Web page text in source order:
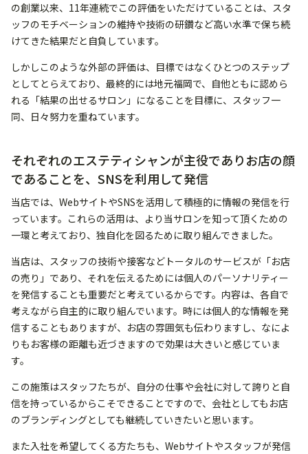
の創業以来、11年連続でこの評価をいただけていることは、スタ
ッフのモチベーションの維持や技術の研鑽など高い水準で保ち続
けてきた結果だと自負しています。
しかしこのような外部の評価は、目標ではなくひとつのステップ
としてとらえており、最終的には地元福岡で、自他ともに認めら
れる「結果の出せるサロン」になることを目標に、スタッフ一
同、日々努力を重ねています。
それぞれのエステティシャンが主役でありお店の顔
であることを、SNSを利用して発信
当店では、WebサイトやSNSを活用して積極的に情報の発信を行
っています。これらの活用は、より当サロンを知って頂くための
一環と考えており、独自化を図るために取り組んできました。
当店は、スタッフの技術や接客などトータルのサービスが「お店
の売り」であり、それを伝えるためには個人のパーソナリティー
を発信することも重要だと考えているからです。内容は、各自で
考えながら自主的に取り組んでいます。時には個人的な情報を発
信することもありますが、お店の雰囲気も伝わりますし、なによ
りもお客様の距離も近づきますので効果は大きいと感じていま
す。
この施策はスタッフたちが、自分の仕事や会社に対して誇りと自
信を持っているからこそできることですので、会社としてもお店
のブランディングとしても継続していきたいと思います。
また入社を希望してくる方たちも、Webサイトやスタッフが発信